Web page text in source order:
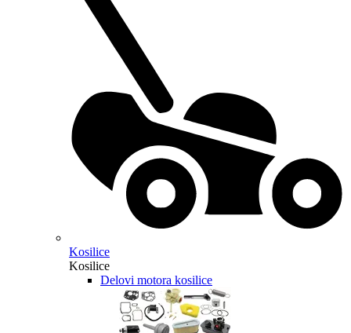
Kosilice
Kosilice
Delovi motora kosilice